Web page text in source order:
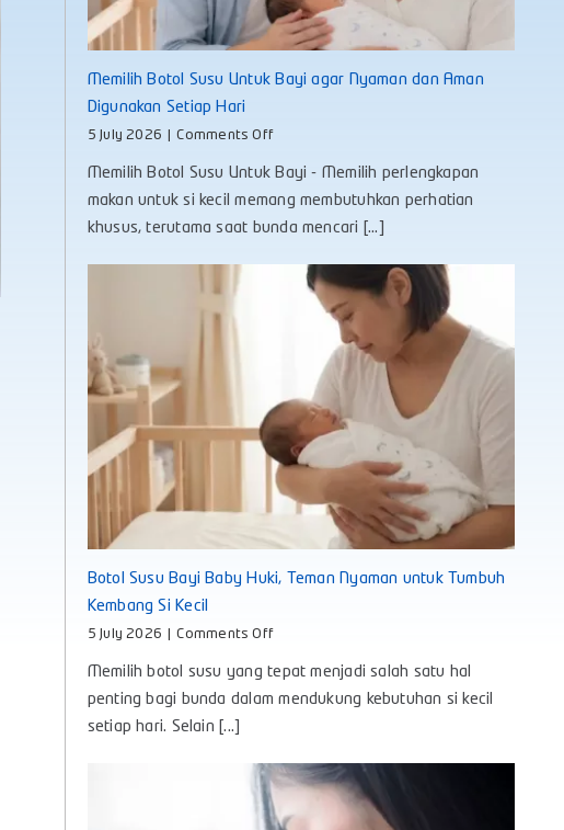
Memilih Botol Susu Untuk Bayi agar Nyaman dan Aman
Digunakan Setiap Hari
5 July 2026 Comments Offon
Botol
Susu
Nyaman
Memilih Botol Susu Untuk Bayi - Memilih perlengkapan
makan untuk si kecil memang membutuhkan perhatian
khusus, terutama saat bunda mencari [...]
Botol Susu Bayi Baby Huki, Teman Nyaman untuk Tumbuh
Kembang Si Kecil
5 July 2026 Comments Offon
Susu
Bayi
Nyaman
untuk
Tumbuh
Memilih botol susu yang tepat menjadi salah satu hal
penting bagi bunda dalam mendukung kebutuhan si kecil
setiap hari. Selain [...]